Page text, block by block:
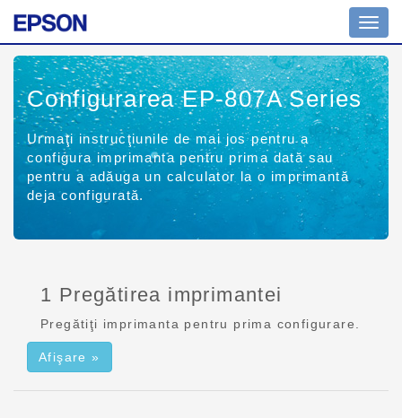
Configurarea EP-807A Series
Urmaţi instrucţiunile de mai jos pentru a
configura imprimanta pentru prima dată sau
pentru a adăuga un calculator la o imprimantă
deja configurată.
1 Pregătirea imprimantei
Pregătiţi imprimanta pentru prima configurare.
Afişare »